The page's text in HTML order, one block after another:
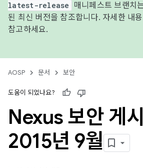
latest-release
매니페스트 브랜치
된 최신 버전을 참조합니다. 자세한 내
참고하세요.
AOSP 문서 보안
도움이 되었나요?
Nexus 보안 게
2015년 9월